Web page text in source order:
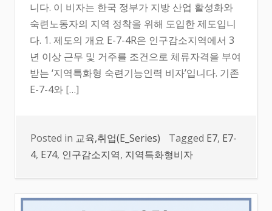
니다. 이 비자는 한국 정부가 지방 산업 활성화와
숙련노동자의 지역 정착을 위해 도입한 제도입니
다. 1. 제도의 개요 E-7-4R은 인구감소지역에서 3
년 이상 근무 및 거주를 조건으로 체류자격을 부여
받는 ‘지역특화형 숙련기능인력 비자’입니다. 기존
E-7-4와 […]
Posted in 교육,취업(E_Series) Tagged E7, E7-
4, E74, 인구감소지역, 지역특화형비자